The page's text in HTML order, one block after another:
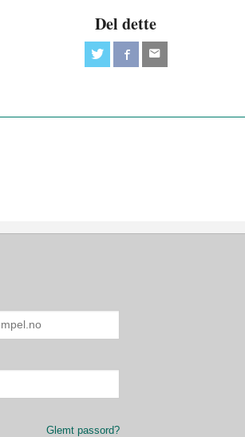
Del dette
Glemt passord?